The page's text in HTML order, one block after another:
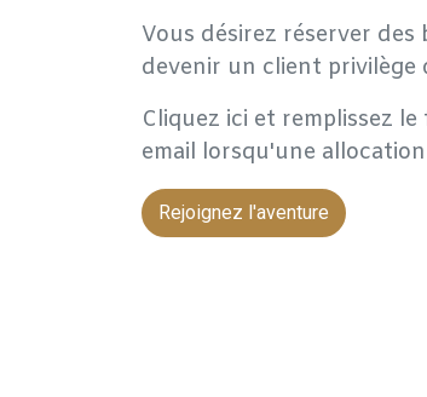
Vous désirez réserver
devenir un client privilège
Cliquez ici et remplissez
email lorsqu'une
Rejoignez l'aventure